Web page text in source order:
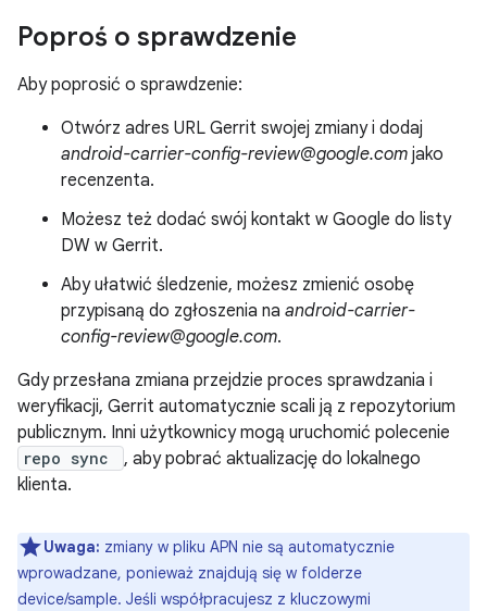
Poproś o sprawdzenie
Aby poprosić o sprawdzenie:
Otwórz adres URL Gerrit swojej zmiany i dodaj
android-carrier-config-review@google.com jako
recenzenta.
Możesz też dodać swój kontakt w Google do listy
DW w Gerrit.
Aby ułatwić śledzenie, możesz zmienić osobę
przypisaną do zgłoszenia na android-carrier-
config-review@google.com.
Gdy przesłana zmiana przejdzie proces sprawdzania i
weryfikacji, Gerrit automatycznie scali ją z repozytorium
publicznym. Inni użytkownicy mogą uruchomić polecenie
repo sync
, aby pobrać aktualizację do lokalnego
klienta.
Uwaga: zmiany w pliku APN nie są automatycznie
wprowadzane, ponieważ znajdują się w folderze
device/sample. Jeśli współpracujesz z kluczowymi